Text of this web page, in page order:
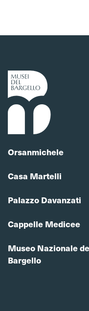
Orsanmichele
Casa Martelli
Palazzo Davanzati
Cappelle Medicee
Museo Nazionale
Bargello